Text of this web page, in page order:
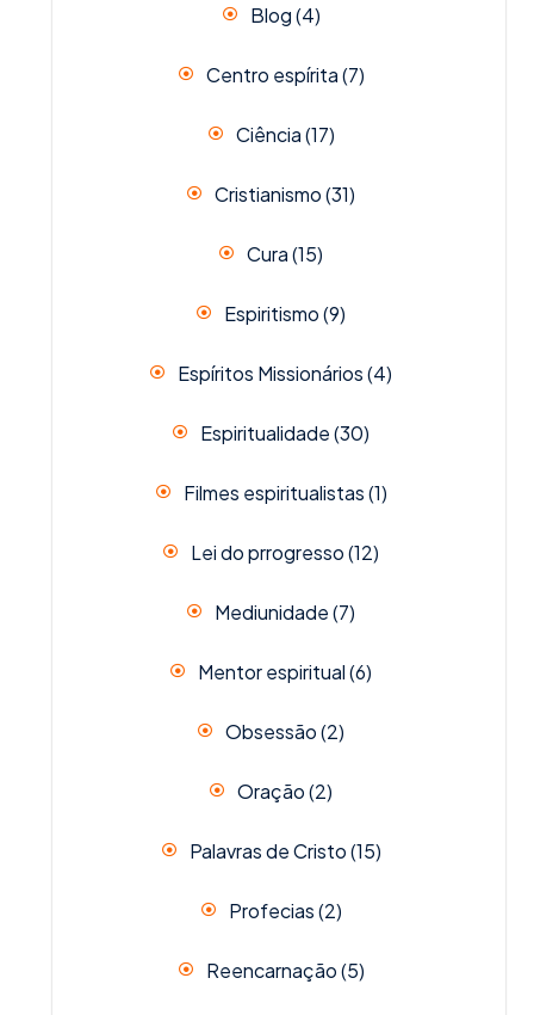
Blog(4)
Centro espírita(7)
Ciência(17)
Cristianismo(31)
Cura(15)
Espiritismo(9)
Espíritos Missionários(4)
Espiritualidade(30)
Filmes espiritualistas(1)
Lei do prrogresso(12)
Mediunidade(7)
Mentor espiritual(6)
Obsessão(2)
Oração(2)
Palavras de Cristo(15)
Profecias(2)
Reencarnação(5)